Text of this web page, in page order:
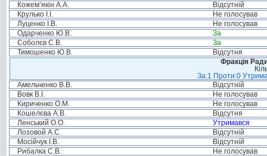
Кожем’якін А.А.
Відсутній
Крулько І.І.
Не голосував
Луценко І.В.
Не голосував
Одарченко Ю.В.
За
Соболєв С.В.
За
Тимошенко Ю.В.
Відсутня
Фракція
За:1 Проти:0
Амельченко В.В.
Відсутній
Вовк В.І.
Не голосував
Кириченко О.М.
Не голосував
Кошелєва А.В.
Відсутня
Ленський О.О.
Утримався
Лозовой А.С.
Відсутній
Мосійчук І.В.
Відсутній
Рибалка С.В.
Не голосував